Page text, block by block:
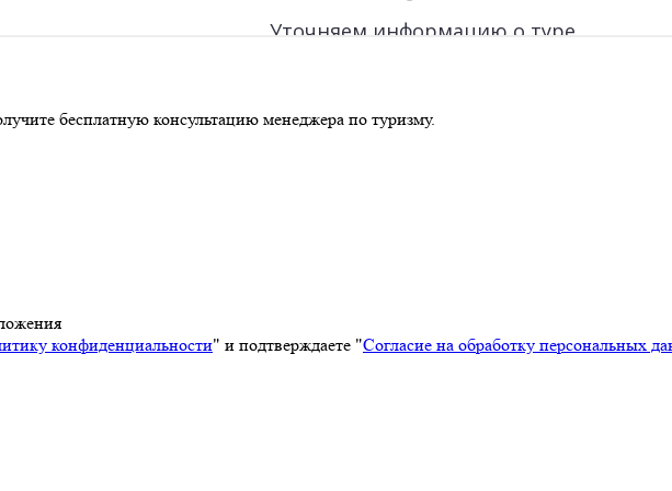
бесплатную консультацию менеджера по туризму.
конфиденциальности" и подтверждаете "Согласие на обработку персональных